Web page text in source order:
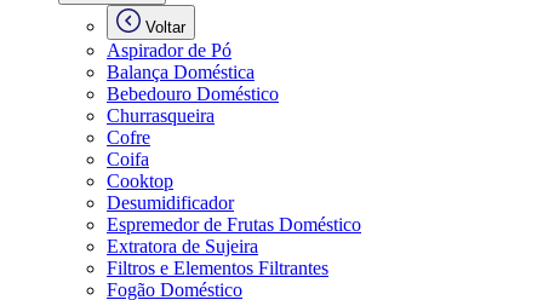
Voltar
Aspirador de Pó
Balança Doméstica
Bebedouro Doméstico
Churrasqueira
Cofre
Coifa
Cooktop
Desumidificador
Espremedor de Frutas Doméstico
Extratora de Sujeira
Filtros e Elementos Filtrantes
Fogão Doméstico